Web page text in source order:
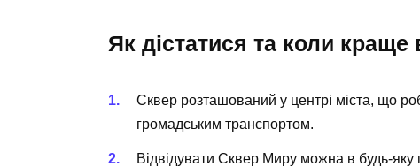
Як дістатися та коли краще
Сквер розташований у центрі міста, що
громадським транспортом.
Відвідувати Сквер Миру можна в будь-яку